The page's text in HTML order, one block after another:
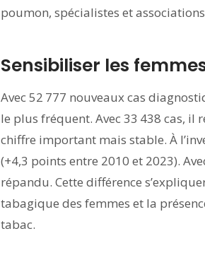
poumon, spécialistes et
Sensibiliser les
Avec 52 777 nouveaux cas
le plus fréquent. Avec 33 438 cas, il
chiffre important mais stable. À
(+4,3 points entre 2010 et 2023).
répandu. Cette différence
tabagique des femmes et la
tabac.